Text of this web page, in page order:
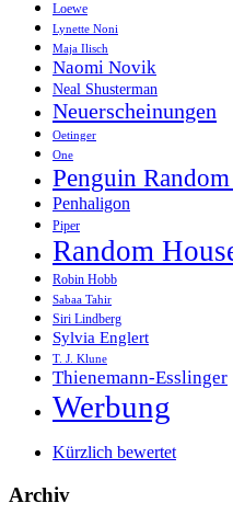
Loewe
Lynette Noni
Maja Ilisch
Naomi Novik
Neal Shusterman
Neuerscheinungen
Oetinger
One
Penguin
Penhaligon
Piper
Random
Robin Hobb
Sabaa Tahir
Siri Lindberg
Sylvia Englert
T. J. Klune
Thienemann-Esslinger
Werbung
Kürzlich bewertet
Archiv